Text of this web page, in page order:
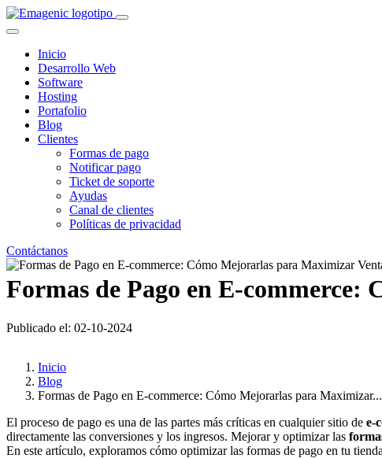
Inicio
Desarrollo Web
Software
Hosting
Portafolio
Blog
Clientes
Formas de pago
Notificar pago
Ticket de soporte
Ayudas
Canal de clientes
Políticas de privacidad
Contáctanos
Formas de Pago en E-
Publicado el: 02-10-2024
Inicio
Blog
Formas de Pago en E-commerce: Cómo Mejorarlas para Maximizar...
El proceso de pago es una de las partes más críticas en cualquier sitio de e-
directamente las conversiones y los ingresos. Mejorar y optimizar las
En este artículo, exploramos cómo optimizar las formas de pago en tu